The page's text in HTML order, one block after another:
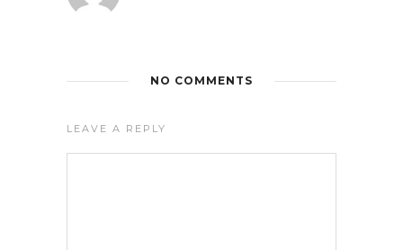
NO COMMENTS
LEAVE A REPLY